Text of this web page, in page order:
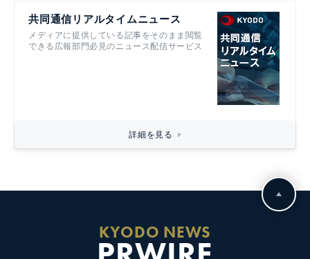
共同通信リアルタイムニュース
メディアに提供している記事をそのまま閲覧
できる広報部門必見のニュース配信サービス
詳細を見る
KYODO NEWS